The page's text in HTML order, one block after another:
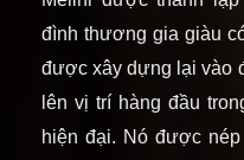
đình thương gia giàu
được xây dựng lại vào
lên vị trí hàng đầu
hiện đại. Nó được